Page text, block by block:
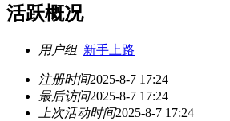
活跃概况
用户组 新手上路
注册时间2025-8-7 17:24
最后访问2025-8-7 17:24
上次活动时间2025-8-7 17:24